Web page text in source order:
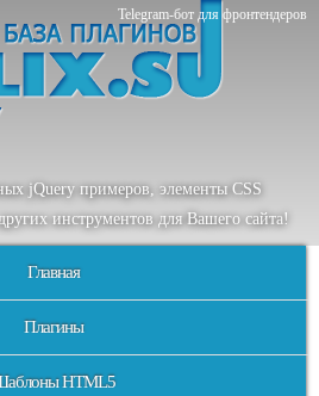
Telegram-бот для фронтендеров
jQuery примеров, элементы CSS
инструментов для Вашего сайта!
Главная
Плагины
HTML5